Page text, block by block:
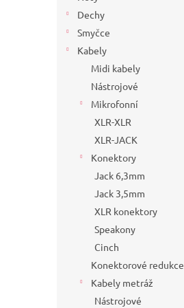
Dechy
Smyčce
Kabely
Midi kabely
Nástrojové
Mikrofonní
XLR-XLR
XLR-JACK
Konektory
Jack 6,3mm
Jack 3,5mm
XLR konektory
Speakony
Cinch
Konektorové redukce
Kabely metráž
Nástrojové